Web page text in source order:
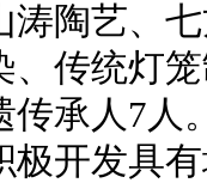
涛陶艺、
、传统灯
传承人7人
极开发具